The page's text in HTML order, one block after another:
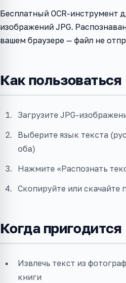
Бесплатный OCR-инструмент
изображений JPG.
вашем браузере — файл не
Как пользоваться
Загрузите JPG-
Выберите язык текста
оба)
Нажмите «Распознать
Скопируйте или скачайте
Когда пригодится
Извлечь текст из
книги